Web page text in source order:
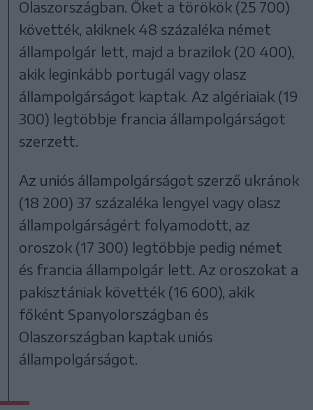
Olaszországban. Őket a törökök (25 700)
követték, akiknek 48 százaléka német
állampolgár lett, majd a brazilok (20 400),
akik leginkább portugál vagy olasz
állampolgárságot kaptak. Az algériaiak (19
300) legtöbbje francia állampolgárságot
szerzett.
Az uniós állampolgárságot szerző ukránok
(18 200) 37 százaléka lengyel vagy olasz
állampolgárságért folyamodott, az
oroszok (17 300) legtöbbje pedig német
és francia állampolgár lett. Az oroszokat a
pakisztániak követték (16 600), akik
főként Spanyolországban és
Olaszországban kaptak uniós
állampolgárságot.